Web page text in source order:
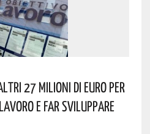
27 MILIONI DI EURO PER
E FAR SVILUPPARE